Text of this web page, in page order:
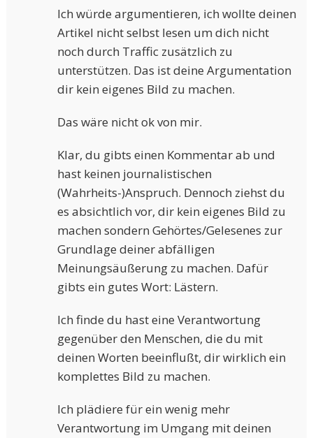
Ich würde argumentieren, ich wollte deinen
Artikel nicht selbst lesen um dich nicht
noch durch Traffic zusätzlich zu
unterstützen. Das ist deine Argumentation
dir kein eigenes Bild zu machen.
Das wäre nicht ok von mir.
Klar, du gibts einen Kommentar ab und
hast keinen journalistischen
(Wahrheits-)Anspruch. Dennoch ziehst du
es absichtlich vor, dir kein eigenes Bild zu
machen sondern Gehörtes/Gelesenes zur
Grundlage deiner abfälligen
Meinungsäußerung zu machen. Dafür
gibts ein gutes Wort: Lästern.
Ich finde du hast eine Verantwortung
gegenüber den Menschen, die du mit
deinen Worten beeinflußt, dir wirklich ein
komplettes Bild zu machen.
Ich plädiere für ein wenig mehr
Verantwortung im Umgang mit deinen